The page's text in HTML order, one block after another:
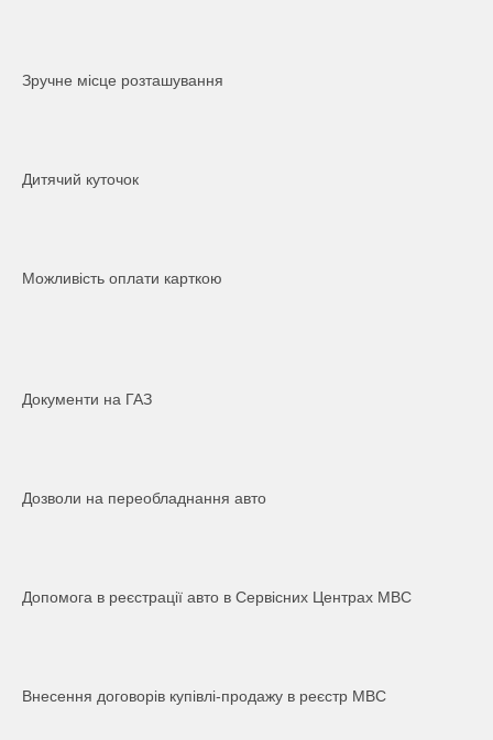
Зручне місце розташування
Дитячий куточок
Можливість оплати карткою
Документи на ГАЗ
Дозволи на переобладнання авто
Допомога в реєстрації авто в Сервісних Центрах МВС
Внесення договорів купівлі-продажу в реєстр МВС